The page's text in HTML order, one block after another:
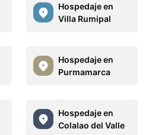
Hospedaje en
Villa Rumipal
Hospedaje en
Purmamarca
Hospedaje en
Colalao del Valle